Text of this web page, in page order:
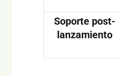
Soporte post-
lanzamiento